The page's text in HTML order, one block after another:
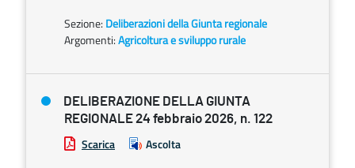
Sezione: Deliberazioni della Giunta regionale
Argomenti:Agricoltura e sviluppo rurale
DELIBERAZIONE DELLA GIUNTA
REGIONALE 24 febbraio 2026, n. 122
Scarica Ascolta